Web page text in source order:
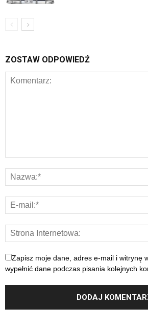
ZOSTAW ODPOWIEDŹ
Zapisz moje dane, adres e-mail i witrynę
wypełnić dane podczas pisania kolejnych